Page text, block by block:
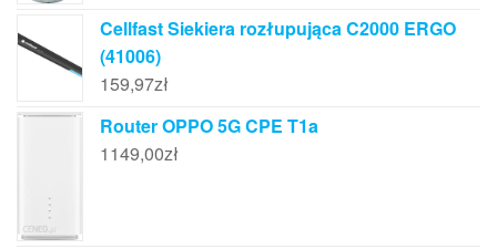
Cellfast Siekiera rozłupująca C2000 ERGO
(41006)
159,97zł
Router OPPO 5G CPE T1a
1149,00zł